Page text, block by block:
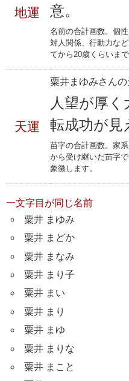
地運
意。
名前の合計画数。個
対人関係、行動力な
てから20歳くらいま
天運
粟井まゆみさんの
人望が厚
転成功が見
苗字の合計画数。家
から受け継いだ苗字
象徴します。
一文字目が同じ名前
粟井 まゆみ
粟井 まどか
粟井 まなみ
粟井 まり子
粟井 まい
粟井 まり
粟井 まゆ
粟井 まりな
粟井 まこと